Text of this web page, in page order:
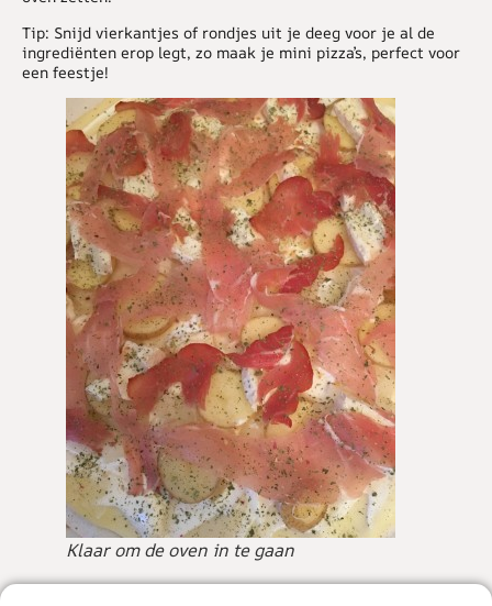
Tip: Snijd vierkantjes of rondjes uit je deeg voor je al de
ingrediënten erop legt, zo maak je mini pizza’s, perfect voor
een feestje!
Klaar om de oven in te gaan